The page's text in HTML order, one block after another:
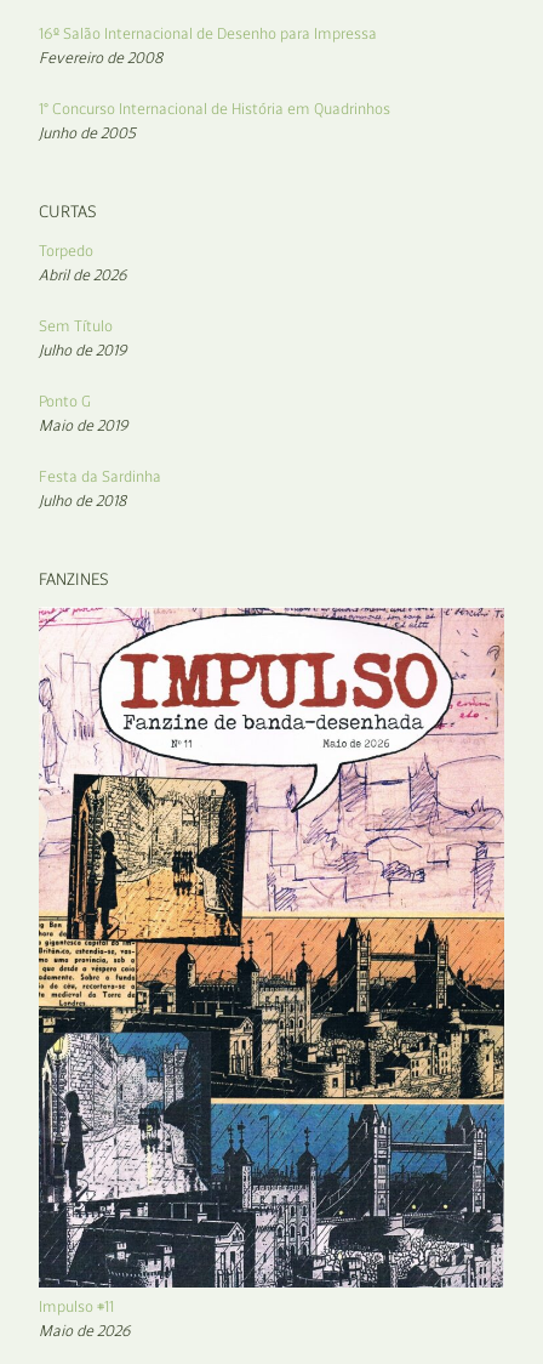
16º Salão Internacional de Desenho para Impressa
Fevereiro de 2008
1° Concurso Internacional de História em Quadrinhos
Junho de 2005
CURTAS
Torpedo
Abril de 2026
Sem Título
Julho de 2019
Ponto G
Maio de 2019
Festa da Sardinha
Julho de 2018
FANZINES
Impulso #11
Maio de 2026